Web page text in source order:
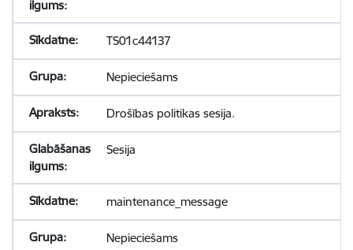
TS01c44137
Nepieciešams
Drošības politikas sesija.
Sesija
maintenance_message
Nepieciešams